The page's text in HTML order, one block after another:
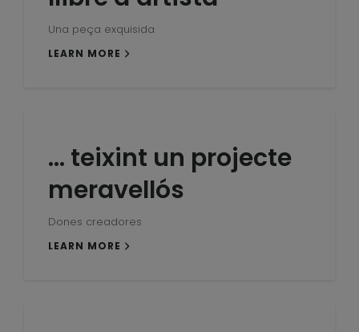
Una peça exquisida
LEARN MORE
… teixint un projecte
meravellós
Dones creadores
LEARN MORE